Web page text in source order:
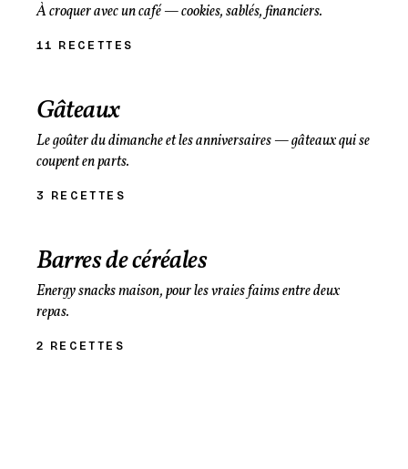
À croquer avec un café — cookies, sablés, financiers.
11 RECETTES
Gâteaux
Le goûter du dimanche et les anniversaires — gâteaux qui se
coupent en parts.
3 RECETTES
Barres de céréales
Energy snacks maison, pour les vraies faims entre deux
repas.
2 RECETTES